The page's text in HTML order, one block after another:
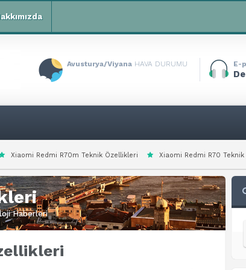
Avusturya/Viyana HAVA DURUMU E-
Teknik Özellikleri Xiaomi Redmi R70 Teknik Özellikleri
Haberleri